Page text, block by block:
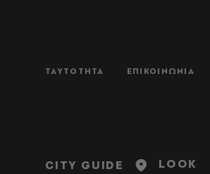
ΤΑΥΤΟΤΗΤΑ ΕΠΙΚΟΙΝΩΝΙΑ
CITY GUIDE LOOK